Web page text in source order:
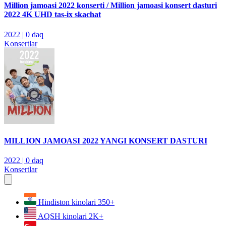
Million jamoasi 2022 konserti / Million jamoasi konsert dasturi
2022 4K UHD tas-ix skachat
2022 | 0 daq
Konsertlar
MILLION JAMOASI 2022 YANGI KONSERT DASTURI
2022 | 0 daq
Konsertlar
Hindiston kinolari 350+
AQSH kinolari 2K+